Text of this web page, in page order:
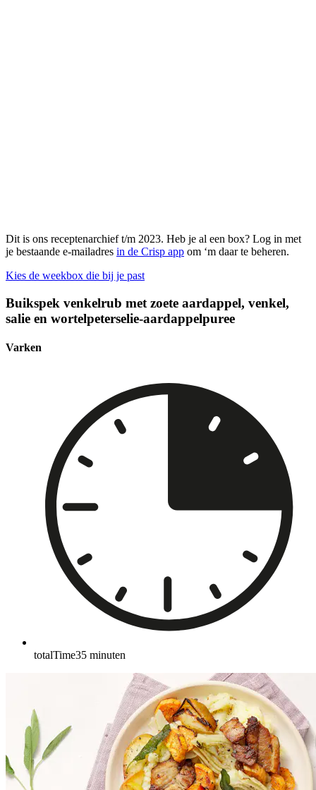
Dit is ons receptenarchief t/m 2023. Heb je al een box? Log in met
je bestaande e-mailadres in de Crisp app om ‘m daar te beheren.
Kies de weekbox die bij je past
Buikspek venkelrub met zoete aardappel, venkel,
salie en wortelpeterselie-aardappelpuree
Varken
totalTime35 minuten